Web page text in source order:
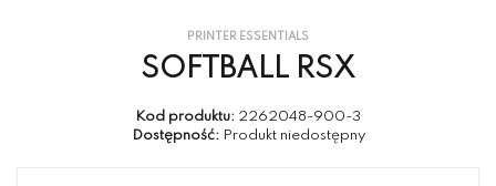
PRINTER ESSENTIALS
SOFTBALL RSX
Kod produktu: 2262048-900-3
Dostępność: Produkt niedostępny